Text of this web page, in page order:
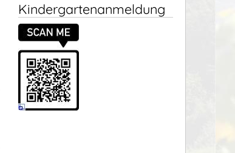
Kindergartenanmeldung